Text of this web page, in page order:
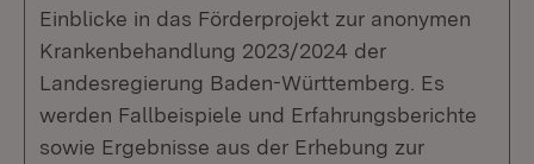
Einblicke in das Förderprojekt zur anonymen
Krankenbehandlung 2023/2024 der
Landesregierung Baden-Württemberg. Es
werden Fallbeispiele und Erfahrungsberichte
sowie Ergebnisse aus der Erhebung zur